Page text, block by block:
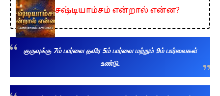
சஷ்டியாம்சம் என்றால் என்ன?
குருவுக்கு 7ம் பார்வை தவிர 5ம் பார்வை மற்றும் 9ம் பார்வைகள்
உண்டு.